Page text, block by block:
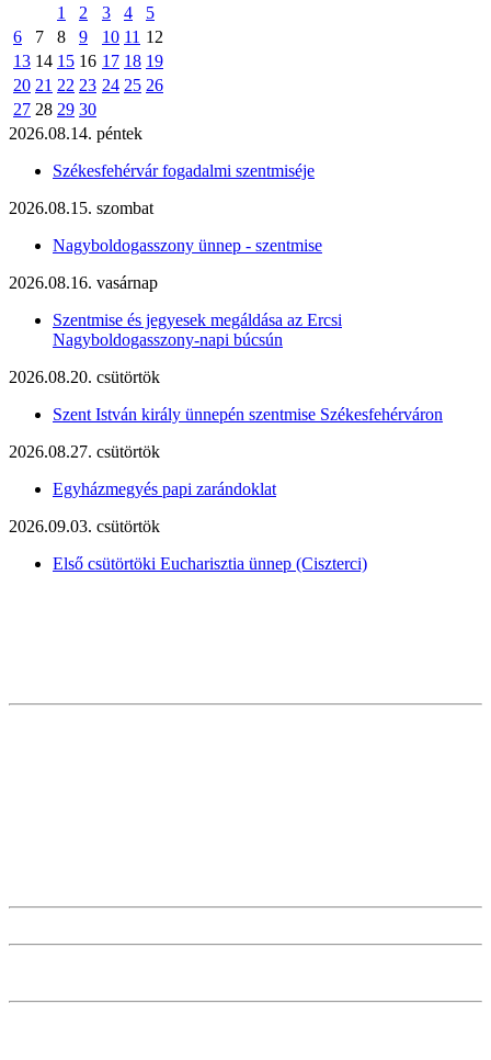
1
2 3 4
5
6
7 8 9 10 11 12
13 14 15 16 17 18 19
20 21 22 23 24 25 26
27 28 29 30
2026.08.14. péntek
Székesfehérvár fogadalmi szentmiséje
2026.08.15. szombat
Nagyboldogasszony ünnep - szentmise
2026.08.16. vasárnap
Szentmise és jegyesek megáldása az Ercsi
Nagyboldogasszony-napi búcsún
2026.08.20. csütörtök
Szent István király ünnepén szentmise Székesfehérváron
2026.08.27. csütörtök
Egyházmegyés papi zarándoklat
2026.09.03. csütörtök
Első csütörtöki Eucharisztia ünnep (Ciszterci)